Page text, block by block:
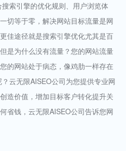
索引擎的优化规则、用户浏览体
切等于零，解决网站目标流量是网
佳途径就是搜索引擎优化尤其是百
是为什么没有流量？您的网站流量
的网站处于病态，像鸡肋一样存在
云无限AISEO公司为您提供专业网
造价值，增加目标客户转化提升关
省钱，云无限AISEO公司告诉您网